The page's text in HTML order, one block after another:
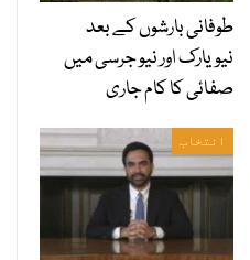
طوفانی بارشوں کے بعد
نیویارک اور نیو جرسی میں
صفائی کا کام جاری
انتخاب